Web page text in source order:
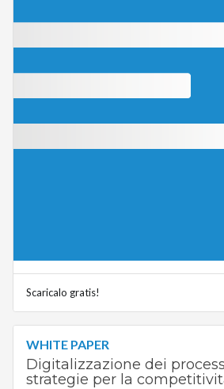
Scaricalo gratis!
WHITE PAPER
Digitalizzazione dei
strategie per la